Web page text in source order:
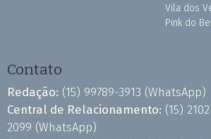
Vila dos
Pink do
Contato
Redação: (15) 99789-3913 (WhatsApp)
Central de Relacionamento: (15)
2099 (WhatsApp)